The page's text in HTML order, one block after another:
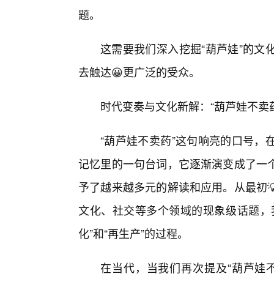
题。
这需要我们深入挖掘“葫芦娃”的
去触达😀更广泛的受众。
时代变奏与文化新解：“葫芦娃不卖
“葫芦娃不卖药”这句响亮的口号
记忆里的一句台词，它逐渐演变成了
予了越来越多元的解读和应用。从最
文化、社交等多个领域的现象级话题
化”和“再生产”的过程。
在当代，当我们再次提及“葫芦娃